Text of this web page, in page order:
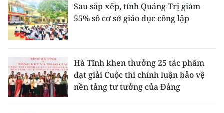
Sau sắp xếp, tỉnh Quảng Trị giảm
55% số cơ sở giáo dục công lập
Hà Tĩnh khen thưởng 25 tác phẩm
đạt giải Cuộc thi chính luận bảo vệ
nền tảng tư tưởng của Đảng